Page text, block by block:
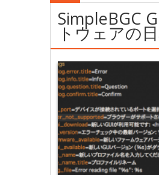
SimpleBGC
トウェアの